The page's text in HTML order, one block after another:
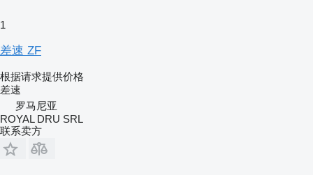
1
差速 ZF
根据请求提供价格
差速
罗马尼亚
ROYAL DRU SRL
联系卖方